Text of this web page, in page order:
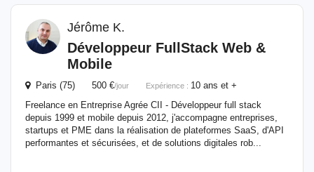
Jérôme K.
Développeur FullStack Web &
Mobile
Paris (75) 500 €/jour Expérience : 10 ans et +
Freelance en Entreprise Agrée CII - Développeur full stack
depuis 1999 et mobile depuis 2012, j'accompagne entreprises,
startups et PME dans la réalisation de plateformes SaaS, d'API
performantes et sécurisées, et de solutions digitales rob...